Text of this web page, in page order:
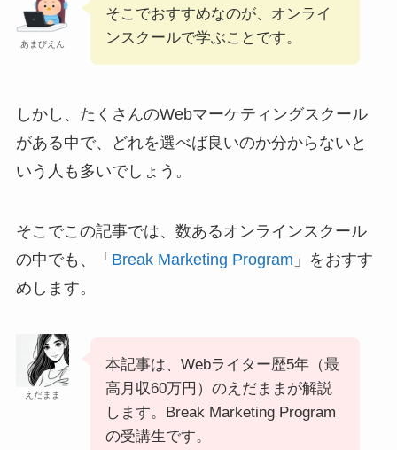
あまびえん
そこでおすすめなのが、オンライ
ンスクールで学ぶことです。
しかし、たくさんのWebマーケティングスクール
がある中で、どれを選べば良いのか分からないと
いう人も多いでしょう。
そこでこの記事では、数あるオンラインスクール
の中でも、「 Break Marketing Program 」をおすす
めします。
えだまま
本記事は、Webライター歴5年（最
高月収60万円）のえだままが解説
します。Break Marketing Program
の受講生です。